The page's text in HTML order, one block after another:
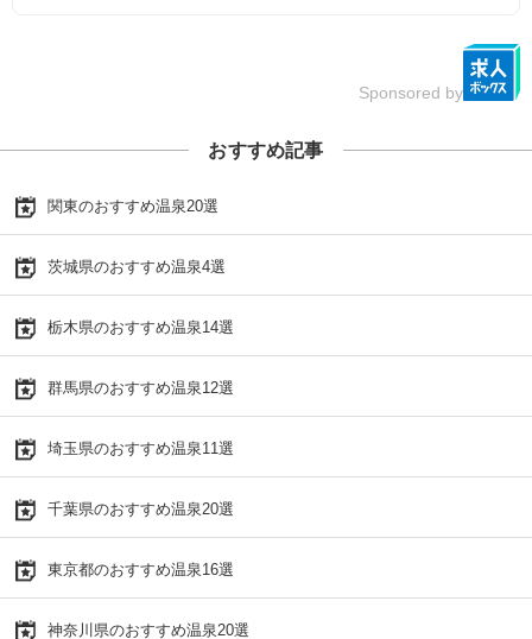
Sponsored by
おすすめ記事
関東のおすすめ温泉20選
茨城県のおすすめ温泉4選
栃木県のおすすめ温泉14選
群馬県のおすすめ温泉12選
埼玉県のおすすめ温泉11選
千葉県のおすすめ温泉20選
東京都のおすすめ温泉16選
神奈川県のおすすめ温泉20選